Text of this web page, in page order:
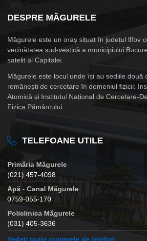
DESPRE MĂGURELE
Măgurele este un oraș situat în județul Ilfov
vecinătatea sud-vestică a municipiului
satelit al Capitalei.
Măgurele este locul unde își au sediile două
românești de cercetare în domeniul fizicii:
Atomică și Institutul Național de Cercetare-
Fizica Pământului.
TELEFOANE UTILE
Primăria Măgurele
(021) 457-4098
Apă - Canal Măgurele
0759-055-170
Policlinica Măgurele
(031) 405-3636
Vedeți toate numerele de telefon